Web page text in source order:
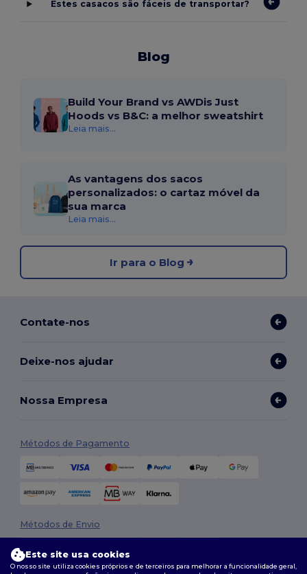
Estes casacos são fáceis de transportar?
Blog
Build Your Brand vs AWDis Just
Hoods vs B&C: a melhor sweatshirt
Leia mais...
As vantagens dos sacos
personalizados: o cartaz móvel da
sua marca
Leia mais...
Ir para o Blog
Contate-nos
Deixe-nos ajudar
Nossa Empresa
Métodos de Pagamento
Métodos de Envio
Este site usa cookies
O nosso site utiliza cookies próprios e de terceiros para melhorar a funcionalidade geral,